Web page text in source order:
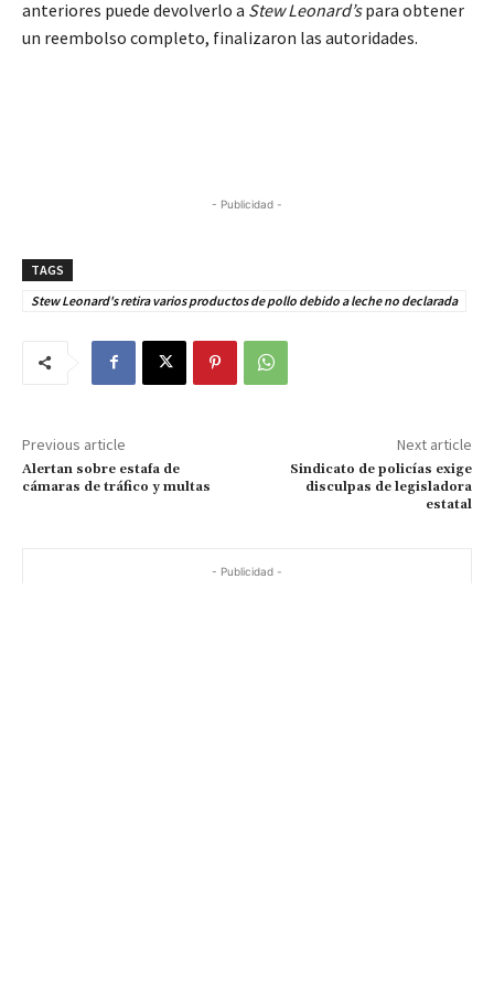
anteriores puede devolverlo a Stew Leonard’spara obtener
un reembolso completo, finalizaron las autoridades.
- Publicidad -
TAGS
Stew Leonard's retira varios productos de pollo debido a leche no declarada
Previous article
Alertan sobre estafa de
cámaras de tráfico y multas
Next article
Sindicato de policías exige
disculpas de legisladora
estatal
- Publicidad -